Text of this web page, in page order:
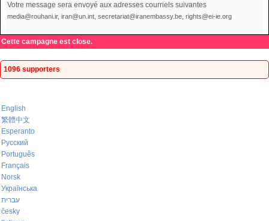
Votre message sera envoyé aux adresses courriels suivantes
media@rouhani.ir, iran@un.int, secretariat@iranembassy.be, rights@ei-ie.org
Cette campagne est close.
1096 supporters
English
繁體中文
Esperanto
Русский
Português
Français
Norsk
Українська
עברית
česky